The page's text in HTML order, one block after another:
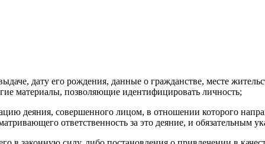
дату его рождения, данные о гражданстве, месте
материалы, позволяющие идентифицировать личность;
деяния, совершенного лицом, в отношении которого
ответственность за это деяние, и обязательным